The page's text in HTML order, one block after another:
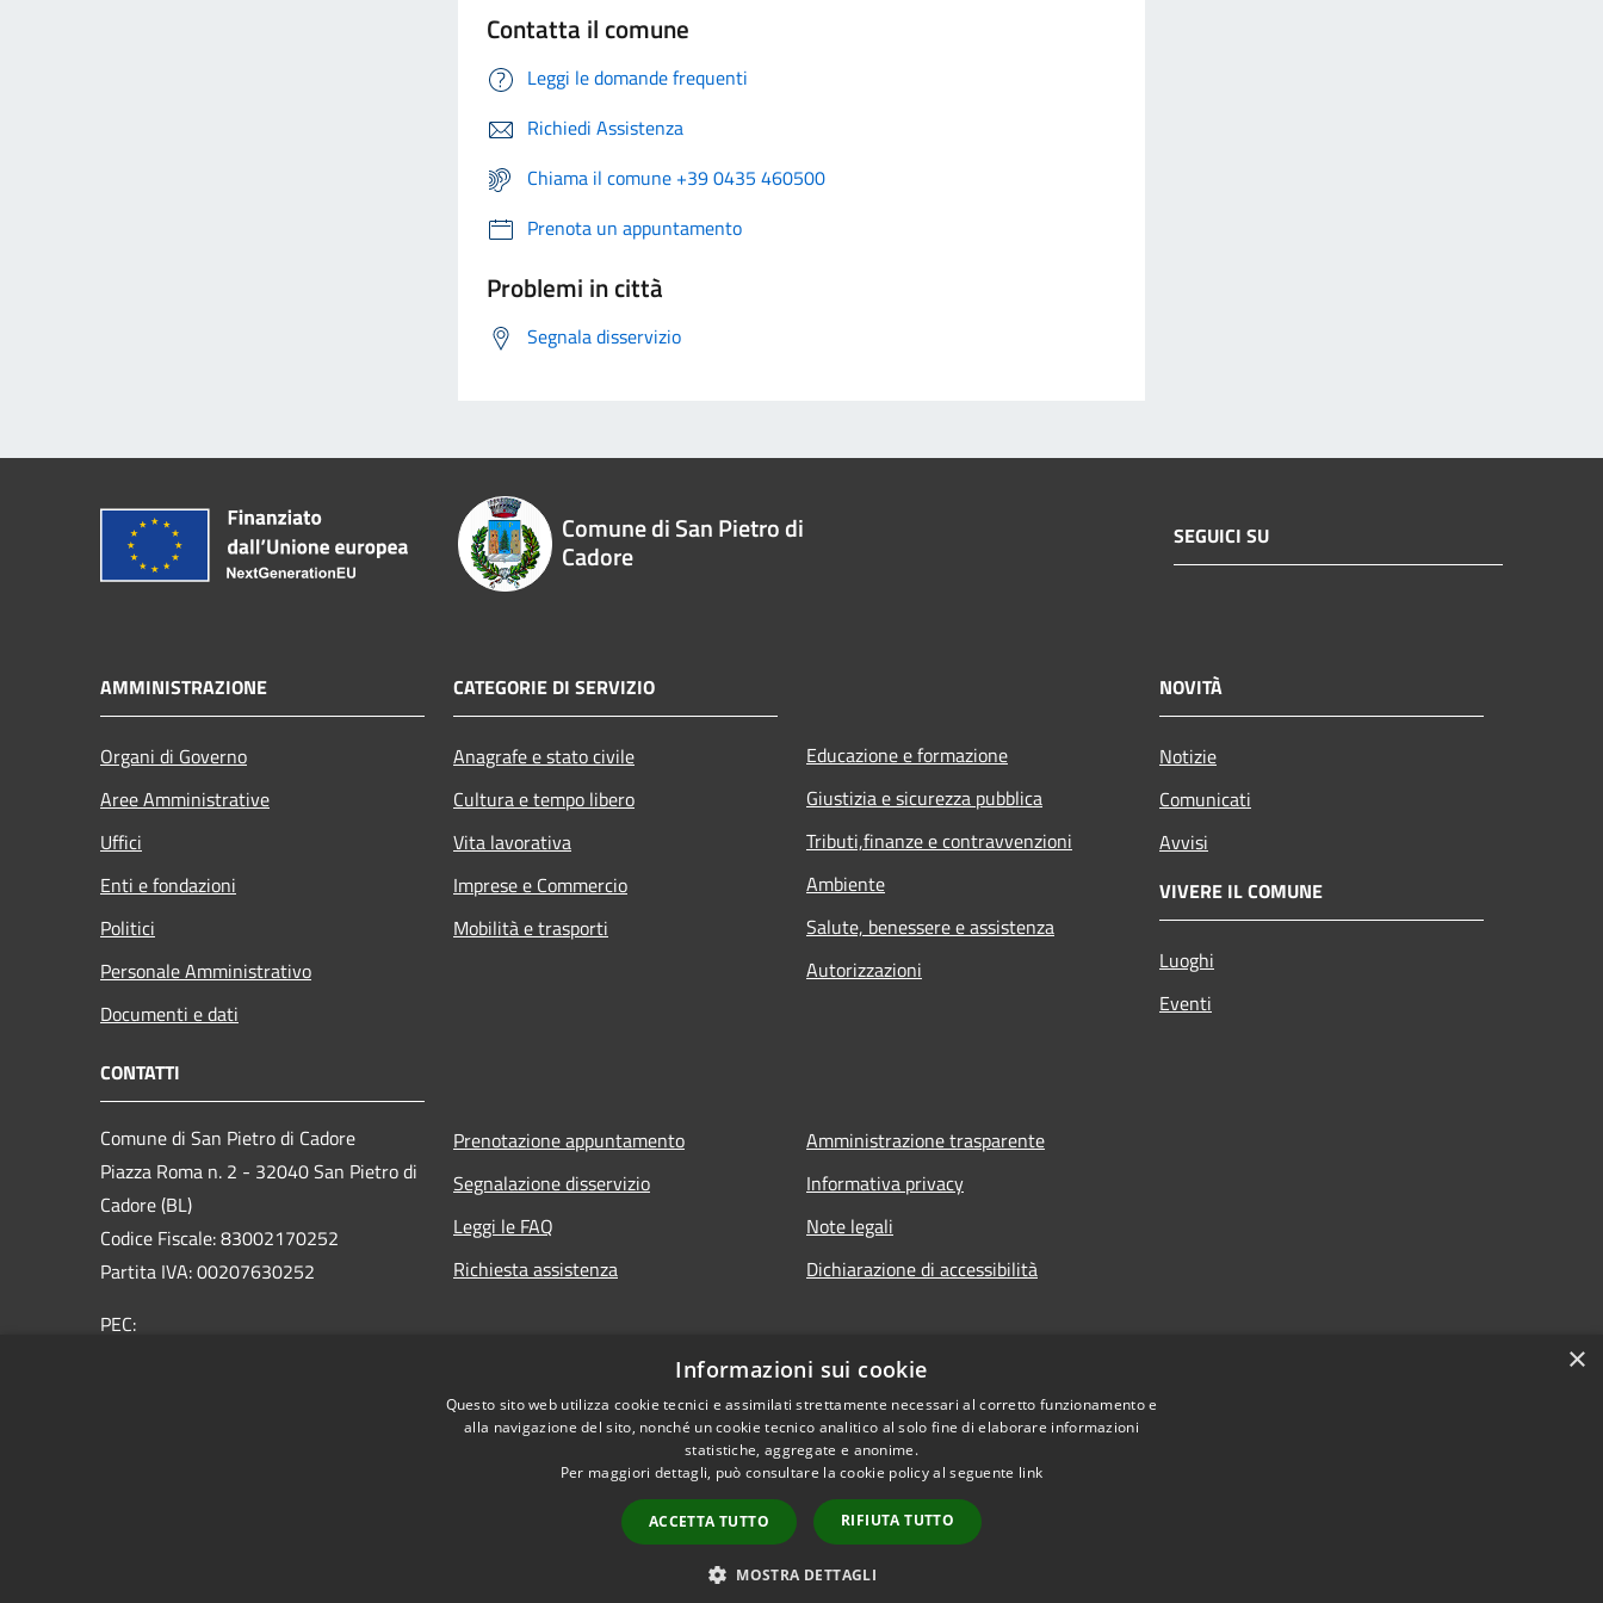
Contatta il comune
Leggi le domande frequenti
Richiedi Assistenza
Chiama il comune +39 0435 460500
Prenota un appuntamento
Problemi in città
Segnala disservizio
Comune di San Pietro di
Cadore
SEGUICI SU
AMMINISTRAZIONE
Organi di Governo
Aree Amministrative
Uffici
Enti e fondazioni
Politici
Personale Amministrativo
Documenti e dati
CATEGORIE DI SERVIZIO
Anagrafe e stato civile
Cultura e tempo libero
Vita lavorativa
Imprese e Commercio
Mobilità e trasporti
Educazione e formazione
Giustizia e sicurezza pubblica
Tributi,finanze e contravvenzioni
Ambiente
Salute, benessere e assistenza
Autorizzazioni
NOVITÀ
Notizie
Comunicati
Avvisi
VIVERE IL COMUNE
Luoghi
Eventi
CONTATTI
Comune di San Pietro di Cadore
Piazza Roma n. 2 - 32040 San Pietro di
Cadore (BL)
Codice Fiscale: 83002170252
Partita IVA: 00207630252
PEC:
Prenotazione appuntamento
Segnalazione disservizio
Leggi le FAQ
Richiesta assistenza
Amministrazione trasparente
Informativa privacy
Note legali
Dichiarazione di accessibilità
Copyright © 2026 • Comune di San Pietro di Cadore • Powered by
×
Informazioni sui cookie
Questo sito web utilizza cookie tecnici e assimilati strettamente necessari al corretto funzionamento e
alla navigazione del sito, nonché un cookie tecnico analitico al solo fine di elaborare informazioni
statistiche, aggregate e anonime.
Per maggiori dettagli, può consultare la cookie policy al seguente link
ACCETTA TUTTO RIFIUTA TUTTO
MOSTRA DETTAGLI